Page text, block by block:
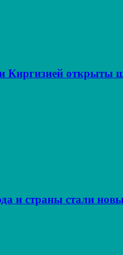
открыты
и страны стали